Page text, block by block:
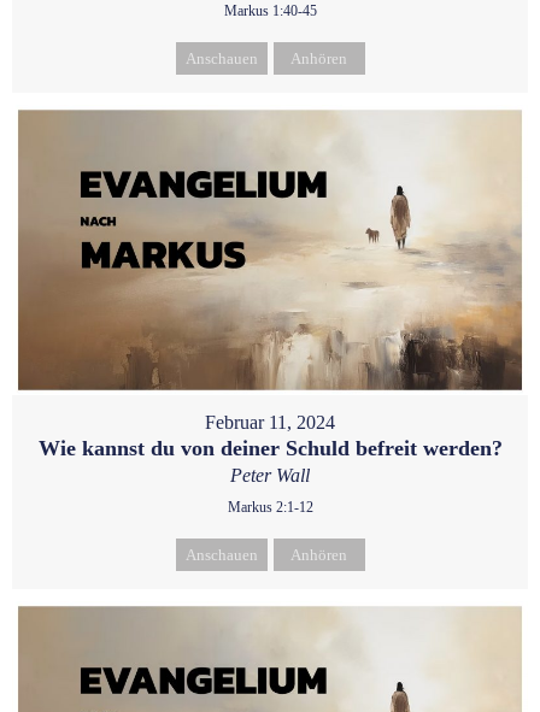
Markus 1:40-45
Anschauen Anhören
Februar 11, 2024
Wie kannst du von deiner Schuld befreit werden?
Peter Wall
Markus 2:1-12
Anschauen Anhören